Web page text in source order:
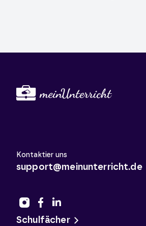
Kontaktier uns
support@meinunterricht.de
Schulfächer